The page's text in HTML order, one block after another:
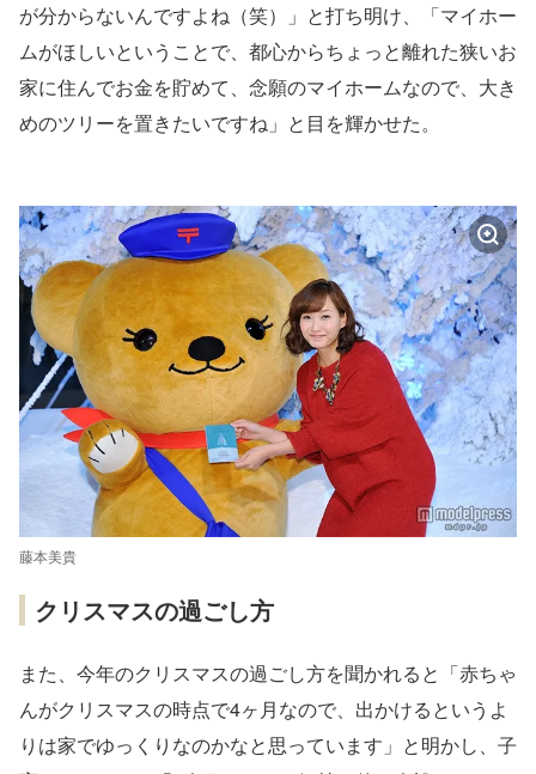
が分からないんですよね（笑）」と打ち明け、「マイホー
ムがほしいということで、都心からちょっと離れた狭いお
家に住んでお金を貯めて、念願のマイホームなので、大き
めのツリーを置きたいですね」と目を輝かせた。
藤本美貴
クリスマスの過ごし方
また、今年のクリスマスの過ごし方を聞かれると「赤ちゃ
んがクリスマスの時点で4ヶ月なので、出かけるというよ
りは家でゆっくりなのかなと思っています」と明かし、子